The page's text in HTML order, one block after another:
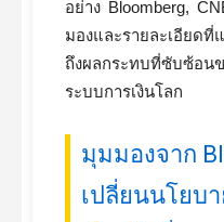
อย่าง Bloomberg,
มองและรายละเอียด
ถึงผลกระทบที่ซับซ้อน
ระบบการเงินโลก
มุมมองจาก
เปลี่ยนนโย